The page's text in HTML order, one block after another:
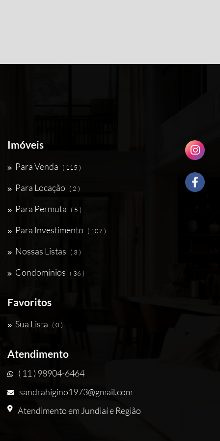
Imóveis
Para Venda ( 115 )
Para Locação ( 2 )
Para Permuta ( 5 )
Para Investimento ( 107 )
Nossas Listas ( 3 )
Condomínios ( 36 )
Favoritos
Sua Lista ( 0 )
Atendimento
( 11 ) 98904-6464
sandrahigino1973@gmail.com
Atendimento em Jundiaí e Região